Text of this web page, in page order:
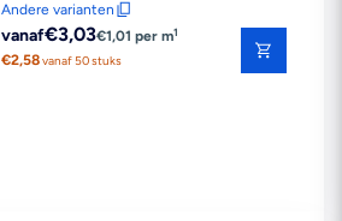
Andere varianten
Reguliere
prijs
vanaf€3,03€1,01 per m1
€2,58vanaf 50 stuks